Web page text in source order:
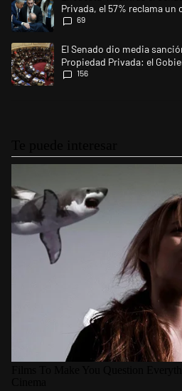
Privada, el 57% reclama un
69
Un artículo de tendencia con el título
El Senado dio media
Propiedad Privada: el
del Manejo del Fuego
156